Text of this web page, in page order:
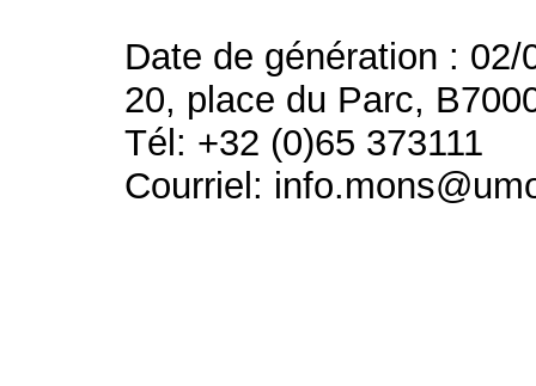
Date de génération : 02/
20, place du Parc,
Tél: +32 (0)65 373111
Courriel: